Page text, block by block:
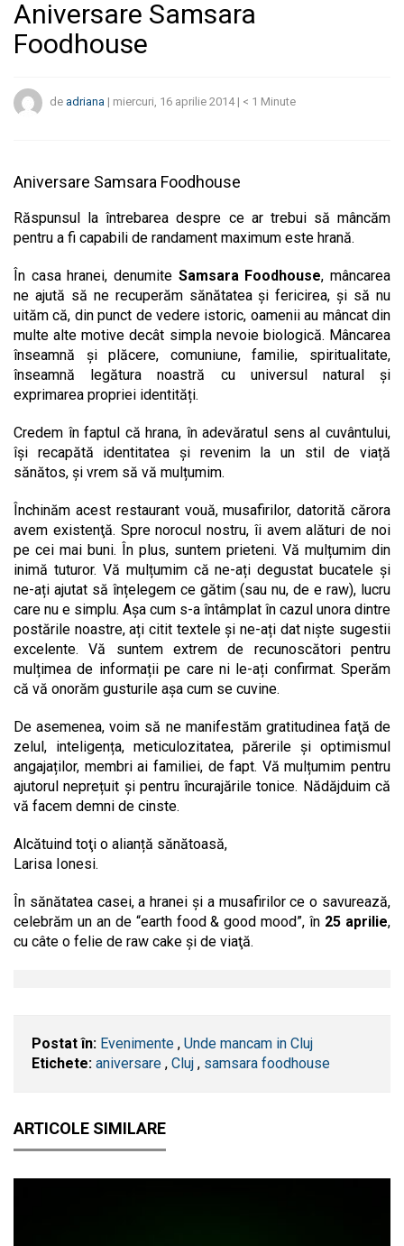
Aniversare Samsara
Foodhouse
de adriana | miercuri, 16 aprilie 2014| < 1 Minute
Aniversare Samsara Foodhouse
Răspunsul la întrebarea despre ce ar trebui să mâncăm
pentru a fi capabili de randament maximum este hrană.
În casa hranei, denumite Samsara Foodhouse, mâncarea
ne ajută să ne recuperăm sănătatea și fericirea, şi să nu
uităm că, din punct de vedere istoric, oamenii au mâncat din
multe alte motive decât simpla nevoie biologică. Mâncarea
înseamnă și plăcere, comuniune, familie, spiritualitate,
înseamnă legătura noastră cu universul natural și
exprimarea propriei identități.
Credem în faptul că hrana, în adevăratul sens al cuvântului,
își recapătă identitatea și revenim la un stil de viață
sănătos, și vrem să vă mulțumim.
Închinăm acest restaurant vouă, musafirilor, datorită cărora
avem existenţă. Spre norocul nostru, îi avem alături de noi
pe cei mai buni. În plus, suntem prieteni. Vă mulțumim din
inimă tuturor. Vă mulțumim că ne-ați degustat bucatele și
ne-ați ajutat să înțelegem ce gătim (sau nu, de e raw), lucru
care nu e simplu. Așa cum s-a întâmplat în cazul unora dintre
postările noastre, ați citit textele și ne-ați dat niște sugestii
excelente. Vă suntem extrem de recunoscători pentru
mulțimea de informații pe care ni le-ați confirmat. Sperăm
că vă onorăm gusturile așa cum se cuvine.
De asemenea, voim să ne manifestăm gratitudinea faţă de
zelul, inteligența, meticulozitatea, părerile și optimismul
angajaților, membri ai familiei, de fapt. Vă mulțumim pentru
ajutorul neprețuit și pentru încurajările tonice. Nădăjduim că
vă facem demni de cinste.
Alcătuind toţi o alianță sănătoasă,
Larisa Ionesi.
În sănătatea casei, a hranei și a musafirilor ce o savurează,
celebrăm un an de “earth food & good mood”, în 25 aprilie,
cu câte o felie de raw cake şi de viaţă.
Postat în: Evenimente , Unde mancam in Cluj
Etichete: aniversare , ​Cluj , samsara foodhouse
ARTICOLE SIMILARE